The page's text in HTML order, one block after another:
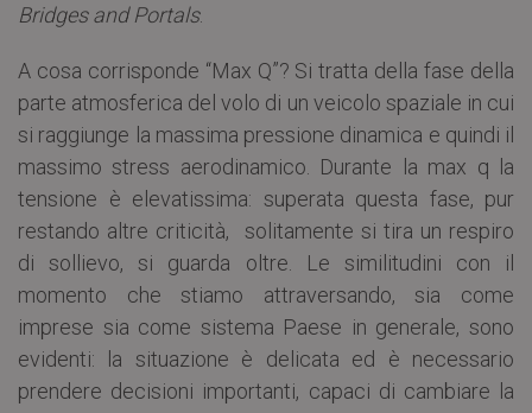
Bridges and Portals.
A cosa corrisponde “Max Q”? Si tratta della fase della
parte atmosferica del volo di un veicolo spaziale in cui
si raggiunge la massima pressione dinamica e quindi il
massimo stress aerodinamico. Durante la max q la
tensione è elevatissima: superata questa fase, pur
restando altre criticità, solitamente si tira un respiro
di sollievo, si guarda oltre. Le similitudini con il
momento che stiamo attraversando, sia come
imprese sia come sistema Paese in generale, sono
evidenti: la situazione è delicata ed è necessario
prendere decisioni importanti, capaci di cambiare la